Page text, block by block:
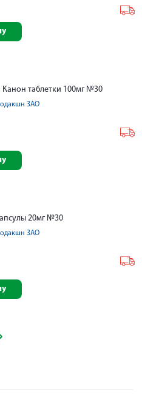
таблетки 100мг №30
ЗАО
20мг №30
ЗАО